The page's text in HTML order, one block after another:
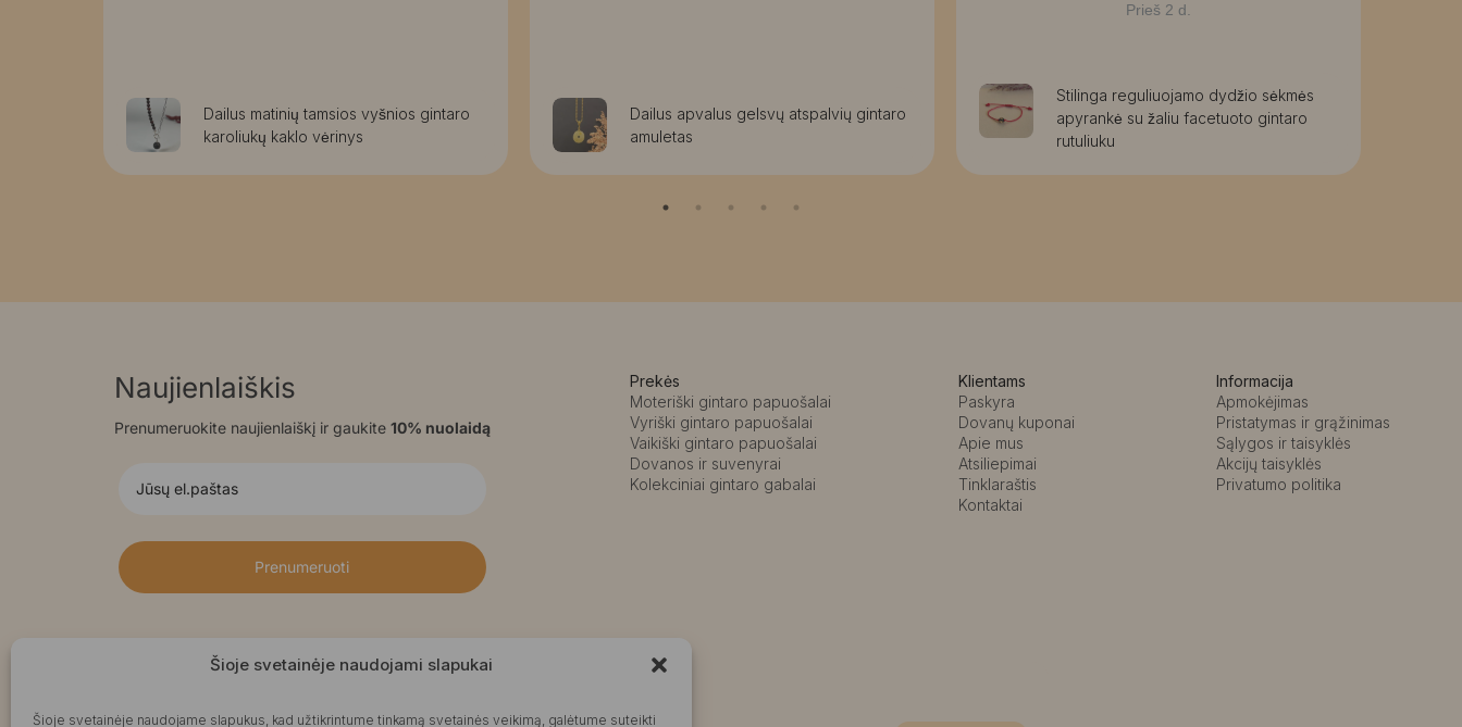
Šioje svetainėje naudojami slapukai
Šioje svetainėje naudojame slapukus, kad užtikrintume tinkamą svetainės veikimą, galėtume suteikti
Dailus matinių tamsios vyšnios gintaro
karoliukų kaklo vėrinys
Dailus apvalus gelsvų atspalvių gintaro
amuletas
Prieš 2 d.
Stilinga reguliuojamo dydžio sėkmės
apyrankė su žaliu facetuoto gintaro
rutuliuku
Naujienlaiškis
Prenumeruokite naujienlaiškį ir gaukite 10% nuolaidą
Prenumeruoti
Prekės
Moteriški gintaro papuošalai
Vyriški gintaro papuošalai
Vaikiški gintaro papuošalai
Dovanos ir suvenyrai
Kolekciniai gintaro gabalai
Klientams
Paskyra
Dovanų kuponai
Apie mus
Atsiliepimai
Tinklaraštis
Kontaktai
Informacija
Apmokėjimas
Pristatymas ir grąžinimas
Sąlygos ir taisyklės
Akcijų taisyklės
Privatumo politika